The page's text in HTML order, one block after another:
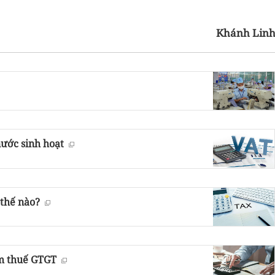
Khánh Linh
sinh hoạt
nào?
thuế GTGT